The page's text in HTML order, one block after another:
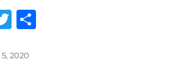
T
it
2020